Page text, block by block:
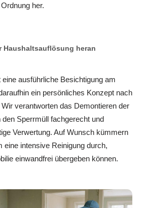
her.
Haushaltsauflösung heran
ausführliche Besichtigung am
ein persönliches Konzept nach
verantworten das Demontieren der
Sperrmüll fachgerecht und
Verwertung. Auf Wunsch kümmern
eine intensive Reinigung durch,
einwandfrei übergeben können.